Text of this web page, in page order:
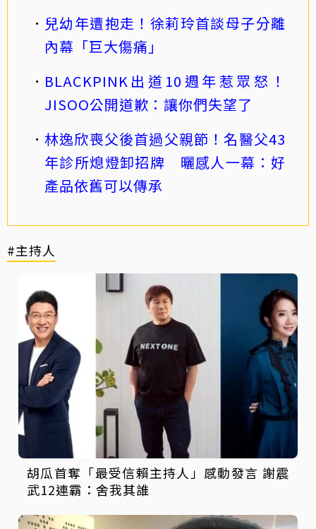
兒幼年遭抱走！徐莉玲首談母子分離
內幕「巨大傷痛」
BLACKPINK出道10週年惹眾怒！
JISOO公開道歉：讓你們失望了
林逸欣喪父後首過父親節！名醫父43
年診所熄燈卸招牌 曬感人一幕：好
產品依舊可以傳承
#主持人
胡瓜首奪「最受信賴主持人」感動發言 謝震
武12連霸：舍我其誰